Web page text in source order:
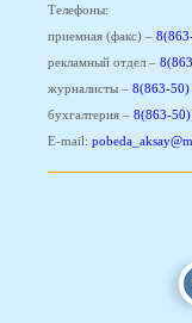
Телефоны:
приемная (факс) –
рекламный отдел –
журналисты – 8(863-50)
бухгалтерия – 8(863-
E-mail: